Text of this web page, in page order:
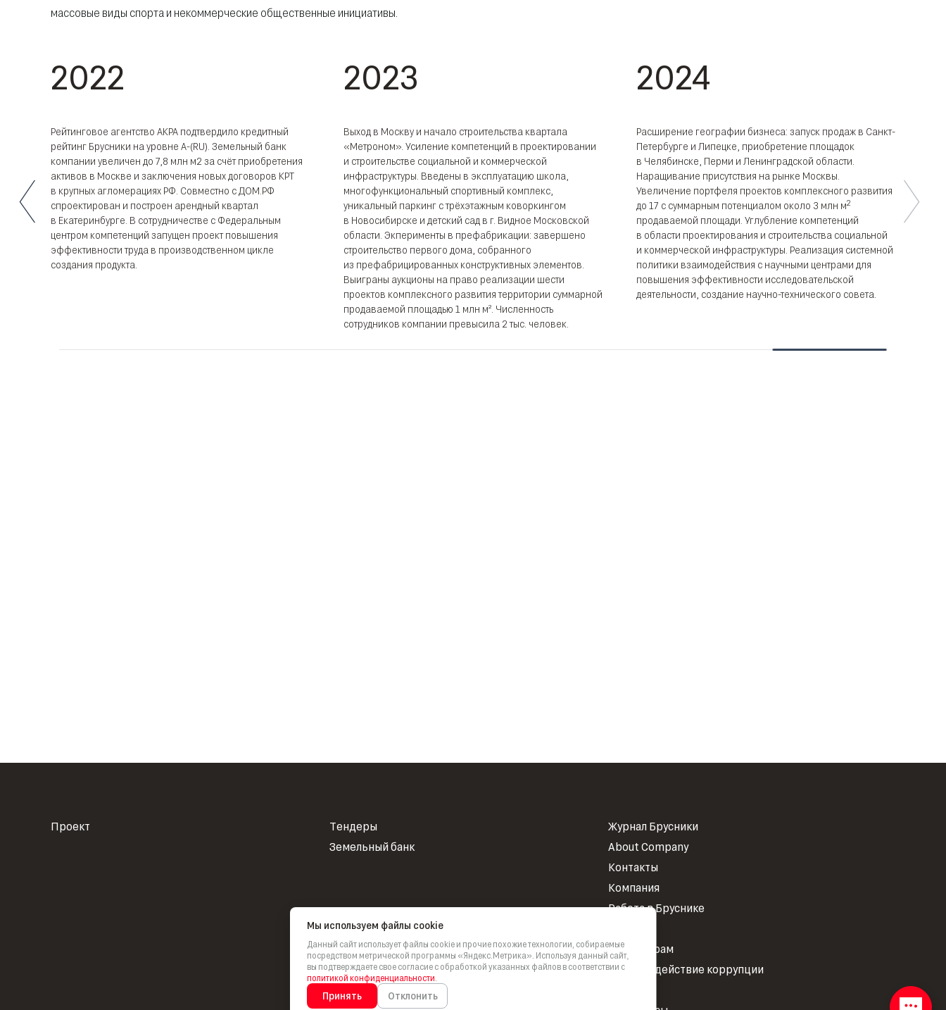
массовые виды спорта и некоммерческие общественные инициативы.
2022
Рейтинговое агентство АКРА подтвердило кредитный
рейтинг Брусники на уровне А-(RU). Земельный банк
компании увеличен до 7,8 млн м2 за счёт приобретения
активов в Москве и заключения новых договоров КРТ
в крупных агломерациях РФ. Совместно с ДОМ.РФ
спроектирован и построен арендный квартал
в Екатеринбурге. В сотрудничестве с Федеральным
центром компетенций запущен проект повышения
эффективности труда в производственном цикле
создания продукта.
2023
Выход в Москву и начало строительства квартала
«Метроном». Усиление компетенций в проектировании
и строительстве социальной и коммерческой
инфраструктуры. Введены в эксплуатацию школа,
многофункциональный спортивный комплекс,
уникальный паркинг с трёхэтажным коворкингом
в Новосибирске и детский сад в г. Видное Московской
области. Экперименты в префабрикации: завершено
строительство первого дома, собранного
из префабрицированных конструктивных элементов.
Выиграны аукционы на право реализации шести
проектов комплексного развития территории суммарной
продаваемой площадью 1 млн м². Численность
сотрудников компании превысила 2 тыс. человек.
2024
Расширение географии бизнеса: запуск продаж в Санкт-
Петербурге и Липецке, приобретение площадок
в Челябинске, Перми и Ленинградской области.
Наращивание присутствия на рынке Москвы.
Увеличение портфеля проектов комплексного развития
до 17 с суммарным потенциалом около 3 млн м2
продаваемой площади. Углубление компетенций
в области проектирования и строительства социальной
и коммерческой инфраструктуры. Реализация системной
политики взаимодействия с научными центрами для
повышения эффективности исследовательской
деятельности, создание научно-технического совета.
Мы используем файлы cookie
Данный сайт использует файлы cookie и прочие похожие технологии, собираемые
посредством метрической программы «Яндекс.Метрика». Используя данный сайт,
вы подтверждаете свое согласие с обработкой указанных файлов в соответствии с
политикой конфиденциальности
Принять Отклонить
Проект
Тендеры
Земельный банк
Журнал Брусники
About Company
Контакты
Компания
Работа в Бруснике
Инвесторам
Противодействие коррупции